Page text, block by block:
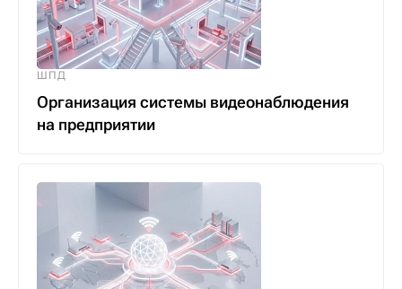
ШПД
Организация системы видеонаблюдения
на предприятии